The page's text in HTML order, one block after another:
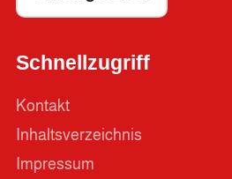
Schnellzugriff
Kontakt
Inhaltsverzeichnis
Impressum